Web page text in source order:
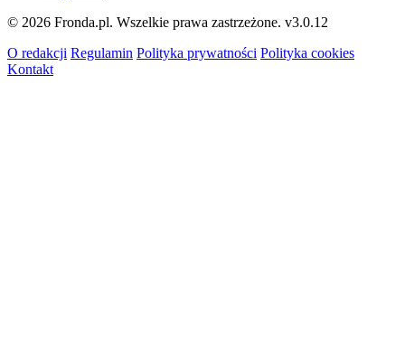
© 2026 Fronda.pl. Wszelkie prawa zastrzeżone. v3.0.12
O redakcji Regulamin Polityka prywatności Polityka cookies
Kontakt